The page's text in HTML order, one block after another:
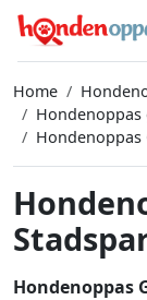
Home
Hondenoppas
Hondenoppas